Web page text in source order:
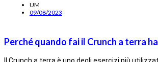
UM
09/08/2023
Perché quando fai il Crunch a terra